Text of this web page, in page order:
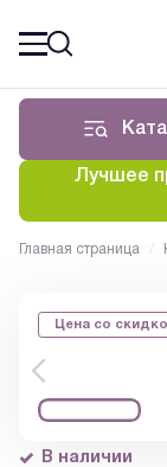
Лучшее
Главная страница /
Цена со
В наличии